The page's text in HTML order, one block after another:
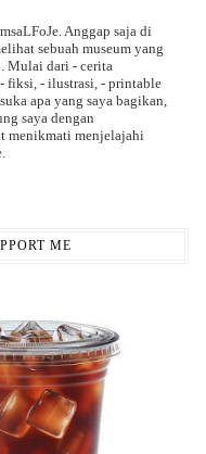
Anggap saja di
sebuah museum yang
Mulai dari - cerita
fiksi, - ilustrasi, - printable
apa yang saya bagikan,
saya dengan
menikmati menjelajahi
ME